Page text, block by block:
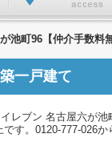
池町96【仲介手数料
一戸建て
レブン 名古屋六が
す。0120-777-026